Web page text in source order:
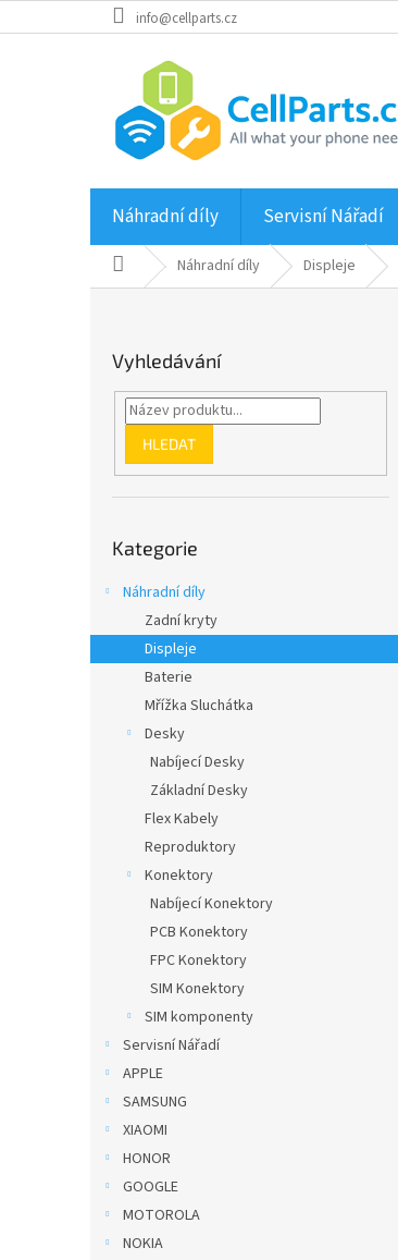
na
info@cellparts.cz
Náhradní díly Servisní Nářadí
Domů Náhradní díly Displeje
Vyhledávání
HLEDAT
kategorie
Kategorie
Náhradní díly
Zadní kryty
Displeje
Baterie
Mřížka Sluchátka
Desky
Nabíjecí Desky
Základní Desky
Flex Kabely
Reproduktory
Konektory
Nabíjecí Konektory
PCB Konektory
FPC Konektory
SIM Konektory
SIM komponenty
Servisní Nářadí
APPLE
SAMSUNG
XIAOMI
HONOR
GOOGLE
MOTOROLA
NOKIA